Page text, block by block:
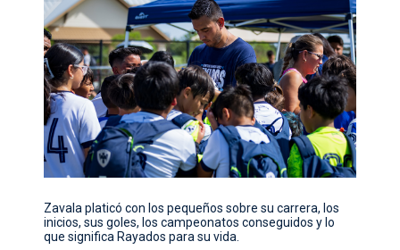
Zavala platicó con los pequeños sobre su carrera, los
inicios, sus goles, los campeonatos conseguidos y lo
que significa Rayados para su vida.